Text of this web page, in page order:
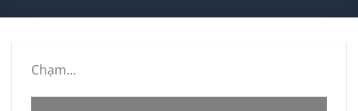
Chạm…